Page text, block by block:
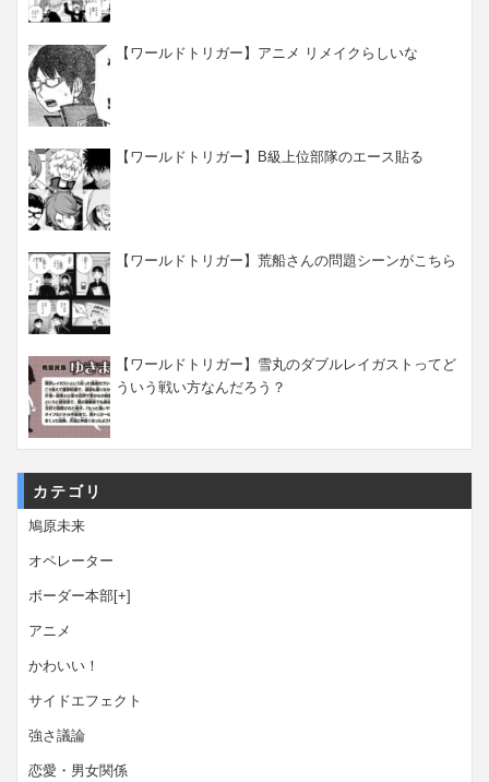
【ワールドトリガー】アニメ リメイクらしいな
【ワールドトリガー】B級上位部隊のエース貼る
【ワールドトリガー】荒船さんの問題シーンがこちら
【ワールドトリガー】雪丸のダブルレイガストってど
ういう戦い方なんだろう？
カテゴリ
鳩原未来
オペレーター
ボーダー本部[+]
アニメ
かわいい！
サイドエフェクト
強さ議論
恋愛・男女関係